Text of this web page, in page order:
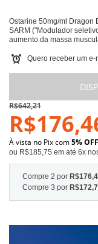
Ostarine 50mg/ml Dragon
SARM ("Modulador
aumento da massa
Quero receber um
R$642,21
À vista no Pix com5% OFF
ou R$185,75 em até 6x
Compre 2 por
Compre 3 por